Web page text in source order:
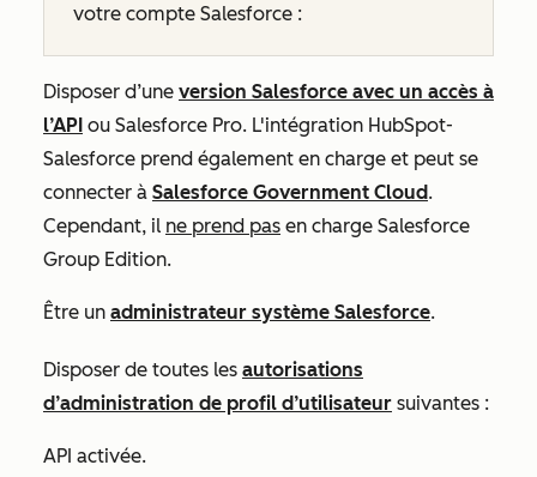
votre compte Salesforce :
Disposer d’une version Salesforce avec un accès à
l’API ou Salesforce Pro. L'intégration HubSpot-
Salesforce prend également en charge et peut se
connecter à Salesforce Government Cloud.
Cependant, il ne prend pas en charge Salesforce
Group Edition.
Être un administrateur système Salesforce.
Disposer de toutes les autorisations
d’administration de profil d’utilisateur suivantes :
API activée.